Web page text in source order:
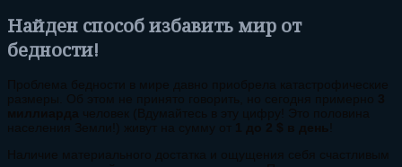
Найден способ избавить мир от
бедности!
Проблема бедности в мире давно приобрела катастрофические
размеры. Об этом не принято говорить, но сегодня примерно 3
миллиарда человек (Вдумайтесь в эту цифру! Это половина
населения Земли!) живут на сумму от
1 до 2 $ в день
Наличие материального достатка и ощущения себя счастливым